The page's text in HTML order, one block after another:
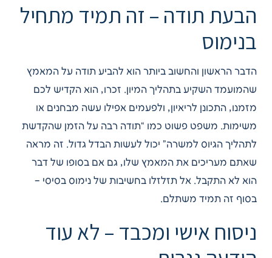
הבעת תודה – זה תמיד מתחיל
בנימוס
הדבר הראשון והחשוב ביותר הוא להביע תודה על המאמץ
שהמועמד השקיע בתהליך המיון. זכרו, הוא הקדיש לכם
מזמנו, התכונן לריאיון, ולפעמים אפילו עשה מבחנים או
משימות. משפט פשוט כמו “תודה רבה על הזמן שהקדשת
לתהליך הגיוס למשרה” יכול לעשות הבדל גדול. זה מראה
שאתם מעריכים את המאמץ שלו, גם אם בסופו של דבר
הוא לא התקבל. אל תזלזלו בחשיבות של נימוס בסיסי –
בסוף זה תמיד משתלם.
ניסוח אישי ומכבד – לא עוד